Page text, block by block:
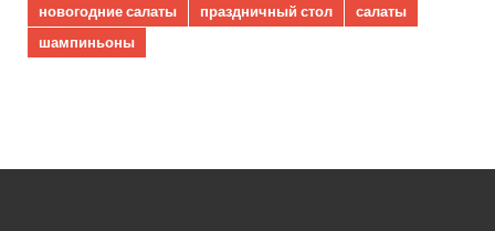
новогодние салаты
праздничный стол
салаты
шампиньоны